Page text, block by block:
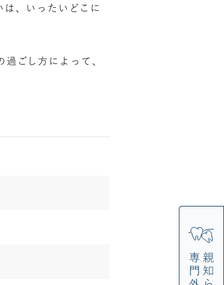
、いったいどこに
ごし方によって、